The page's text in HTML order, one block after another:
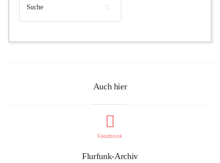
Auch hier
Facebook
Flurfunk-Archiv